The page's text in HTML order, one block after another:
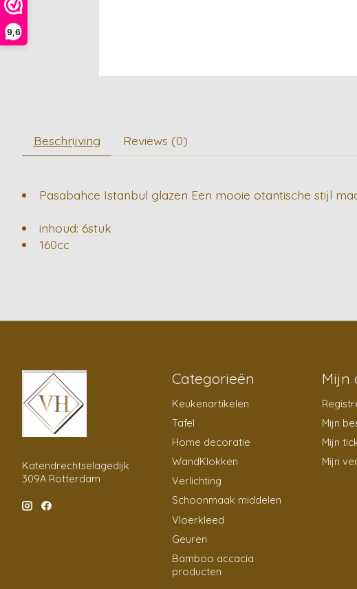
9,6
Beschrijving Reviews (0)
Pasabahce Istanbul glazen Een mooie otantische stijl
inhoud: 6stuk
160cc
Katendrechtselagedijk
309A Rotterdam
Categorieën
Keukenartikelen
Tafel
Home decoratie
WandKlokken
Verlichting
Schoonmaak middelen
Vloerkleed
Geuren
Bamboo accacia
producten
Mijn
Mijn
Mijn
Mijn